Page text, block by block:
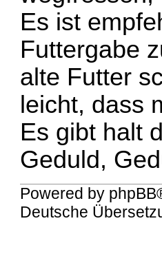
Es ist
Futtergabe
alte Futter
leicht, dass
Es gibt halt
Geduld,
Powered by phpBB
Deutsche